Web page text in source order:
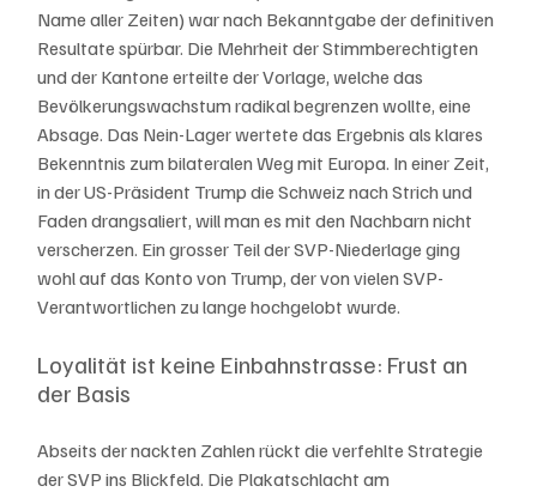
Name aller Zeiten) war nach Bekanntgabe der definitiven
Resultate spürbar. Die Mehrheit der Stimmberechtigten
und der Kantone erteilte der Vorlage, welche das
Bevölkerungswachstum radikal begrenzen wollte, eine
Absage. Das Nein-Lager wertete das Ergebnis als klares
Bekenntnis zum bilateralen Weg mit Europa. In einer Zeit,
in der US-Präsident Trump die Schweiz nach Strich und
Faden drangsaliert, will man es mit den Nachbarn nicht
verscherzen. Ein grosser Teil der SVP-Niederlage ging
wohl auf das Konto von Trump, der von vielen SVP-
Verantwortlichen zu lange hochgelobt wurde.
Loyalität ist keine Einbahnstrasse: Frust an
der Basis
Abseits der nackten Zahlen rückt die verfehlte Strategie
der SVP ins Blickfeld. Die Plakatschlacht am